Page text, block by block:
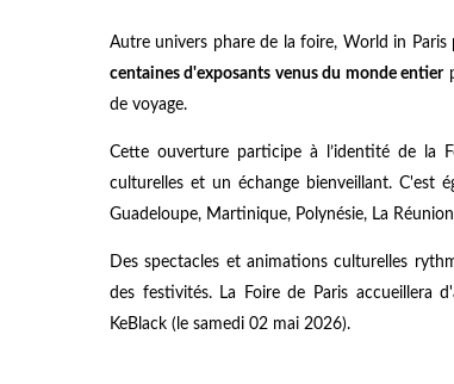
Autre univers phare de la foire, World in
centaines d'exposants venus du monde entier
de voyage.
Cette ouverture participe à l’identité de la
culturelles et un échange bienveillant. C'est
Guadeloupe, Martinique, Polynésie, La
Des spectacles et animations culturelles
des festivités. La Foire de Paris accueillera
KeBlack (le samedi 02 mai 2026).